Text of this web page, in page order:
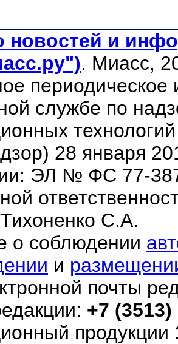
новостей и
. Миасс,
периодическое
службе по
28 января
ЭЛ № ФС 77-
С.А.
о соблюдении
и
почты
+7
продукции